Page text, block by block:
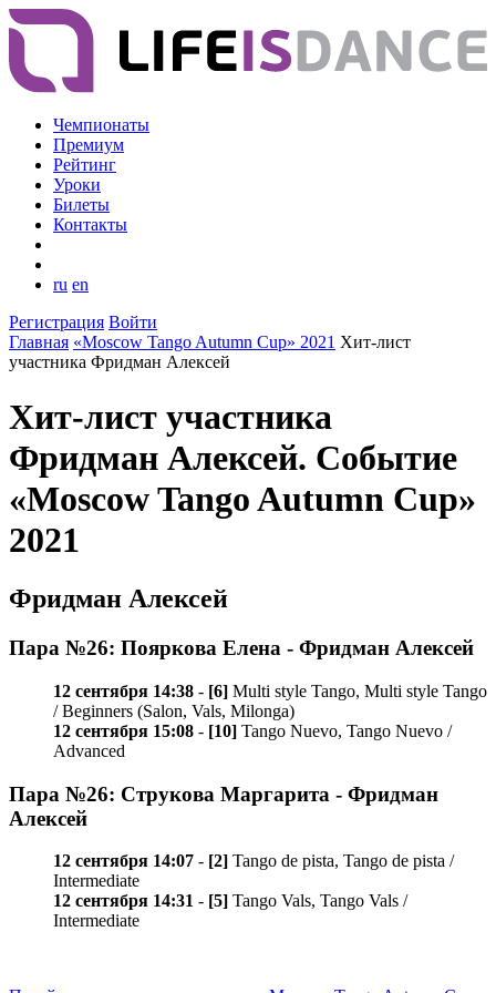
Чемпионаты
Премиум
Рейтинг
Уроки
Билеты
Контакты
ru en
Регистрация Войти
Главная «Moscow Tango Autumn Cup» 2021 Хит-лист
участника Фридман Алексей
Хит-лист участника
Фридман Алексей. Событие
«Moscow Tango Autumn Cup»
2021
Фридман Алексей
Пара №26: Пояркова Елена - Фридман Алексей
12 сентября 14:38 - [6] Multi style Tango, Multi style Tango
/ Beginners (Salon, Vals, Milonga)
12 сентября 15:08 - [10] Tango Nuevo, Tango Nuevo /
Advanced
Пара №26: Струкова Маргарита - Фридман
Алексей
12 сентября 14:07 - [2] Tango de pista, Tango de pista /
Intermediate
12 сентября 14:31 - [5] Tango Vals, Tango Vals /
Intermediate